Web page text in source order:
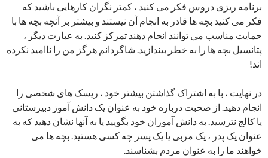
برنامه ریزی دروس فکر می کنید ، کمتر نگران کارهایی باشید که
فکر می کنید بچه ها قادر به انجام آن نیستند و بیشتر بر آنچه بچه ها با
حمایت مناسب می توانند انجام دهند تمرکز کنید. به عبارت دیگر ،
پتانسیل بچه ها را به خطر بیندازید. شاگردانم هرگز من را ناامید نکرده
اند!
در نهایت ، با به اشتراک گذاشتن بیشتر خود ، ریسک های شخصی را
انجام دهید. از صحبت درباره خود به عنوان یک دانش آموز دبیرستانی
یا کالج نترسید. به دانش آموزان خود بگویید یا به آنها نشان دهید که به
عنوان یک پدر ، یک مربی یا یک پسر چه کسی هستید. بچه ها می
خواهند ما را به عنوان مردم بشناسند.